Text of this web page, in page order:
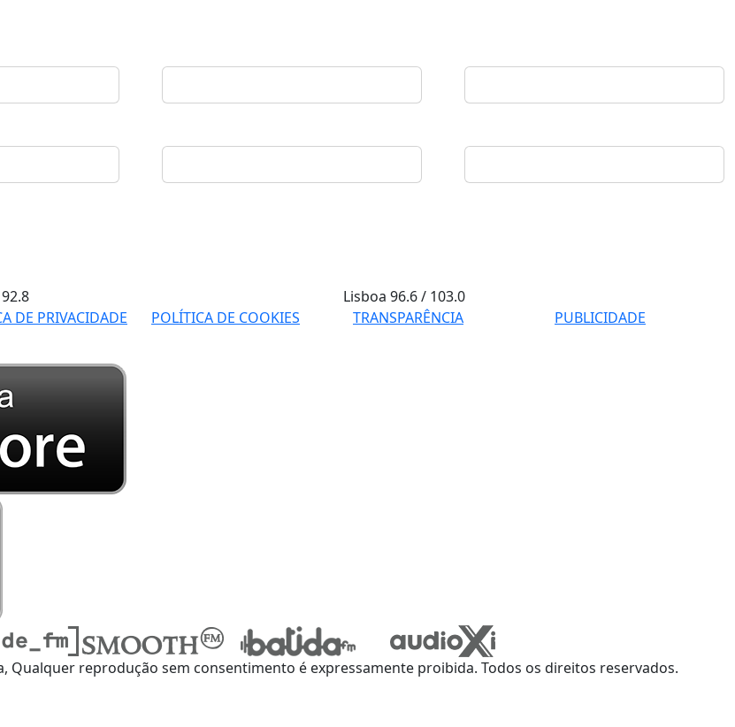
92.8 Lisboa96.6 / 103.0
DE PRIVACIDADE POLÍTICA DE COOKIES TRANSPARÊNCIA
PUBLICIDADE
Qualquer reprodução sem consentimento é expressamente proibida. Todos os direitos reservados.